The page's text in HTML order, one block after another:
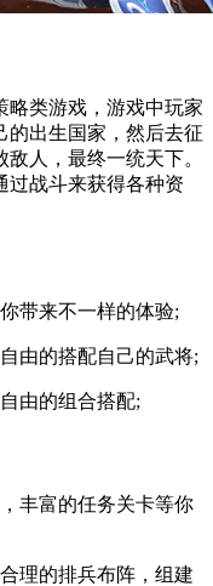
类游戏，游戏中玩家
的出生国家，然后去征
人，最终一统天下。
过战斗来获得各种资
带来不一样的体验;
由的搭配自己的武将;
由的组合搭配;
丰富的任务关卡等你
理的排兵布阵，组建